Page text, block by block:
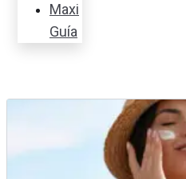
Maxi
Guía